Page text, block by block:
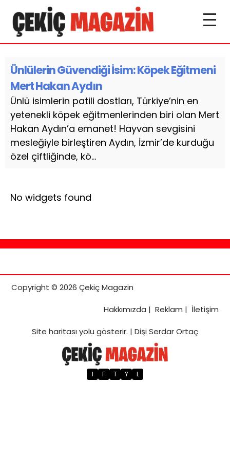
Ünlülerin Güvendiği İsim: Köpek Eğitmeni
Mert Hakan Aydın
Ünlü isimlerin patili dostları, Türkiye’nin en
yetenekli köpek eğitmenlerinden biri olan Mert
Hakan Aydın’a emanet! Hayvan sevgisini
mesleğiyle birleştiren Aydın, İzmir’de kurduğu
özel çiftliğinde, kö...
No widgets found
Copyright © 2026 Çekiç Magazin
Hakkımızda | Reklam | İletişim
Site haritasıyolu gösterir. | Dişi Serdar Ortaç
I F T Y L